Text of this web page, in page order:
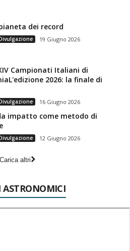
dei record
19 Giugno 2026
Campionati Italiani di
2026: la finale di
16 Giugno 2026
impatto come metodo di
12 Giugno 2026
Carica altri
ASTRONOMICI